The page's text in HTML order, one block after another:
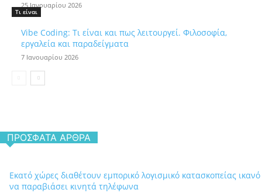
25 Ιανουαρίου 2026
Τι είναι
Vibe Coding: Τι είναι και πως λειτουργεί. Φιλοσοφία,
εργαλεία και παραδείγματα
7 Ιανουαρίου 2026
ΠΡΌΣΦΑΤΑ ΆΡΘΡΑ
Εκατό χώρες διαθέτουν εμπορικό λογισμικό κατασκοπείας ικανό
να παραβιάσει κινητά τηλέφωνα